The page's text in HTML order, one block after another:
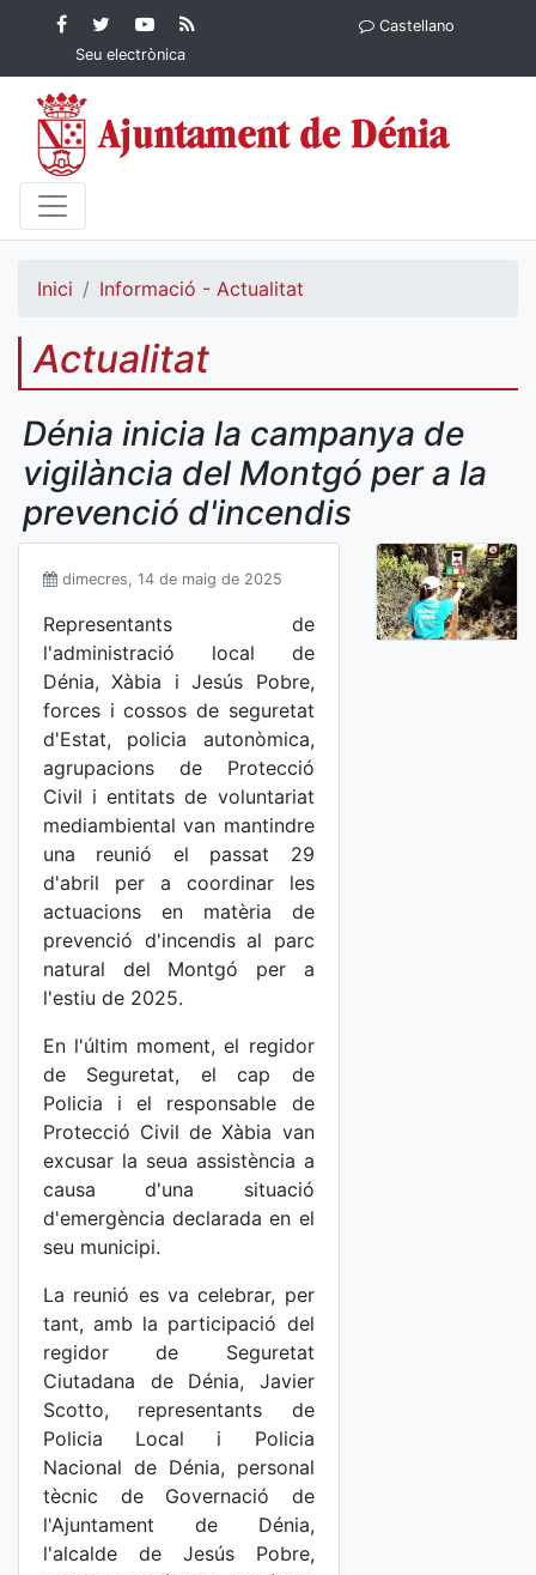
Contingut principalFacebook
Ajuntament de Dénia
Twitter
Ajuntament de
Dénia
YouTube
Ajuntament
de Dénia
Ajuntament
Seu electrònica
Castellano
Inici Informació - Actualitat
Actualitat
Dénia inicia la campanya de
vigilància del Montgó per a la
prevenció d'incendis
dimecres, 14 de maig de 2025
Representants de
l'administració local de
Dénia, Xàbia i Jesús Pobre,
forces i cossos de seguretat
d'Estat, policia autonòmica,
agrupacions de Protecció
Civil i entitats de voluntariat
mediambiental van mantindre
una reunió el passat 29
d'abril per a coordinar les
actuacions en matèria de
prevenció d'incendis al parc
natural del Montgó per a
l'estiu de 2025.
En l'últim moment, el regidor
de Seguretat, el cap de
Policia i el responsable de
Protecció Civil de Xàbia van
excusar la seua assistència a
causa d'una situació
d'emergència declarada en el
seu municipi.
La reunió es va celebrar, per
tant, amb la participació del
regidor de Seguretat
Ciutadana de Dénia, Javier
Scotto, representants de
Policia Local i Policia
Nacional de Dénia, personal
tècnic de Governació de
l'Ajuntament de Dénia,
l'alcalde de Jesús Pobre,